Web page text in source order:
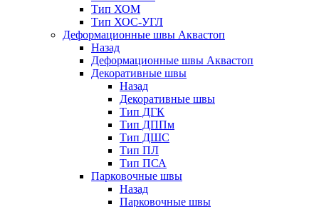
Тип ХОМ
Тип ХОС-УГЛ
Деформационные швы Аквастоп
Назад
Деформационные швы Аквастоп
Декоративные швы
Назад
Декоративные швы
Тип ДГК
Тип ДППм
Тип ДШС
Тип ПЛ
Тип ПСА
Парковочные швы
Назад
Парковочные швы